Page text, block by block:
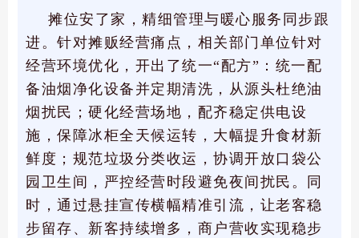
摊位安了家，精细管理与暖心服务同步跟
进。针对摊贩经营痛点，相关部门单位针对
经营环境优化，开出了统一“配方”：统一配
备油烟净化设备并定期清洗，从源头杜绝油
烟扰民；硬化经营场地，配齐稳定供电设
施，保障冰柜全天候运转，大幅提升食材新
鲜度；规范垃圾分类收运，协调开放口袋公
园卫生间，严控经营时段避免夜间扰民。同
时，通过悬挂宣传横幅精准引流，让老客稳
步留存、新客持续增多，商户营收实现稳步